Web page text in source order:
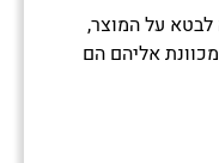
על המוצר,
אליהם הם